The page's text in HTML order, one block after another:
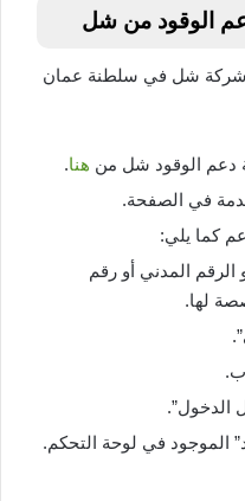
الوقود من شل
شركة شل في سلطنة عمان
دعم الوقود شل من هنا.
في الصفحة.
كما يلي:
المدني أو رقم
لها.
الدخول”.
الموجود في لوحة التحكم.